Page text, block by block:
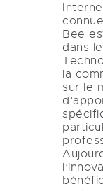
Bee
dans
la
sur le